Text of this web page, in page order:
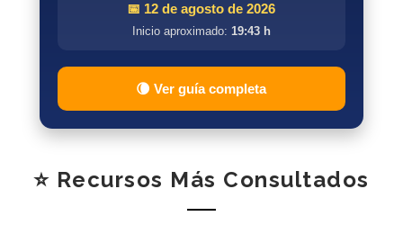
📅 12 de agosto de 2026
Inicio aproximado: 19:43 h
🌘 Ver guía completa
⭐ Recursos Más Consultados